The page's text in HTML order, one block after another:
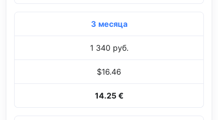
3 месяца
1 340 руб.
$16.46
14.25 €